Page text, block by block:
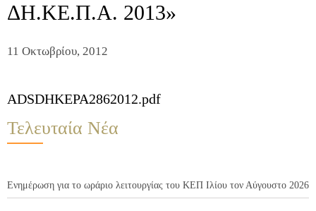
ΔΗ.ΚΕ.Π.Α. 2013»
11 Οκτωβρίου, 2012
ADSDHKEPA2862012.pdf
Τελευταία Νέα
Ενημέρωση για το ωράριο λειτουργίας του ΚΕΠ Ιλίου τον Αύγουστο 2026